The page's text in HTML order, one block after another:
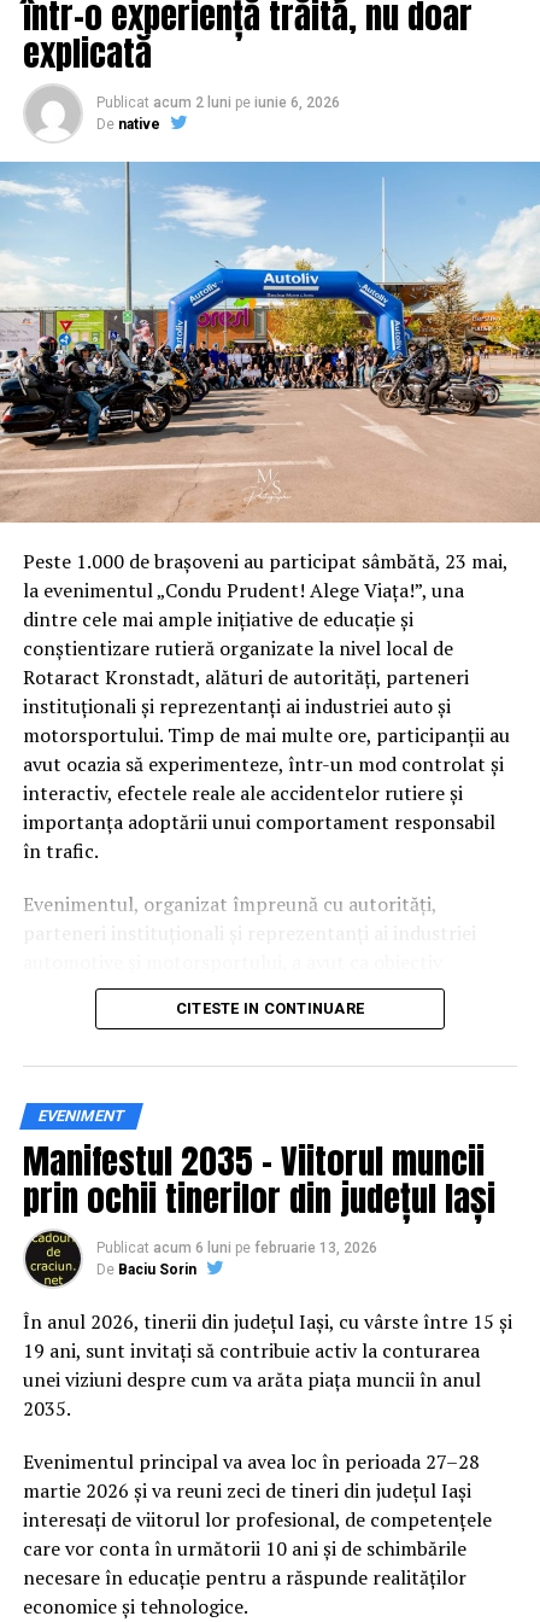
de pe raza judeţului Constanţa.
IasiAZI.ro
ARTICOLE PE ACEIASI TEMA: PRIMA
URMATORUL
LOVITURĂ pentru Ungaria! Uniunea Europeană a decis
chiar acum | IasiAZI.ro
NU RATATI
Se dă LEGE: Teodorovici anunță reducerea TVA |
IasiAZI.ro
într-o experiență trăită, nu doar
explicată
Publicat acum 2 luni pe iunie 6, 2026
De native
Peste 1.000 de brașoveni au participat sâmbătă, 23 mai,
la evenimentul „Condu Prudent! Alege Viața!”, una
dintre cele mai ample inițiative de educație și
conștientizare rutieră organizate la nivel local de
Rotaract Kronstadt, alături de autorități, parteneri
instituționali și reprezentanți ai industriei auto și
motorsportului. Timp de mai multe ore, participanții au
avut ocazia să experimenteze, într-un mod controlat și
interactiv, efectele reale ale accidentelor rutiere și
importanța adoptării unui comportament responsabil
în trafic.
Evenimentul, organizat împreună cu autorități,
parteneri instituționali și reprezentanți ai industriei
principal transformarea prevenției într-o experiență
practică și accesibilă publicului larg.
Siguranța rutieră, adusă mai
aproape de comunitate
Datele privind accidentele rutiere din România continuă
să evidențieze necesitatea unor inițiative de educație și
prevenție. În 2025, peste 3.000 de persoane au fost
rănite grav în accidente rutiere, iar mai mult de 1.300 și-
au pierdut viața pe șoselele din țară.
În acest context, campania „Condu Prudent! Alege
Viața!” își propune să transforme informația teoretică
într-o experiență directă, prin simulări și demonstrații
care îi ajută pe participanți să înțeleagă concret
impactul deciziilor luate în trafic.
Comunitatea și colaborarea
CITESTE IN CONTINUARE
EVENIMENT
Manifestul 2035 – Viitorul muncii
prin ochii tinerilor din județul Iași
Publicat acum 6 luni pe februarie 13, 2026
De Baciu Sorin
În anul 2026, tinerii din județul Iași, cu vârste între 15 și
19 ani, sunt invitați să contribuie activ la conturarea
unei viziuni despre cum va arăta piața muncii în anul
2035.
Evenimentul principal va avea loc în perioada 27–28
martie 2026 și va reuni zeci de tineri din județul Iași
interesați de viitorul lor profesional, de competențele
care vor conta în următorii 10 ani și de schimbările
necesare în educație pentru a răspunde realităților
economice și tehnologice.